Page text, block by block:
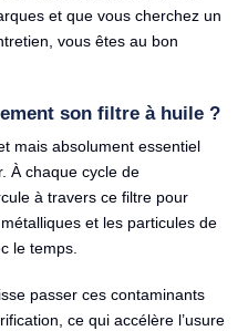
et que vous cherchez un
vous êtes au bon
son filtre à huile ?
mais absolument essentiel
À chaque cycle de
à travers ce filtre pour
et les particules de
le temps.
passer ces contaminants
ce qui accélère l’usure